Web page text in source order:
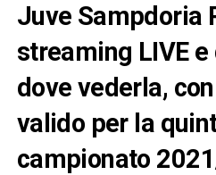
Juve Sampdoria
streaming LIVE
dove vederla,
valido per la
campionato